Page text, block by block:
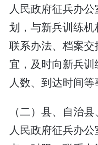
人民政府征兵办
划，与新兵训练机
联系办法、档案
宜，及时向新兵训
人数、到达时间等
（二）县、自治
人民政府征兵办